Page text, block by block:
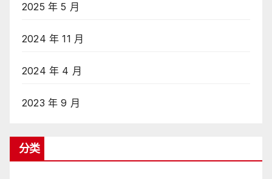
2025 年 5 月
2024 年 11 月
2024 年 4 月
2023 年 9 月
分类